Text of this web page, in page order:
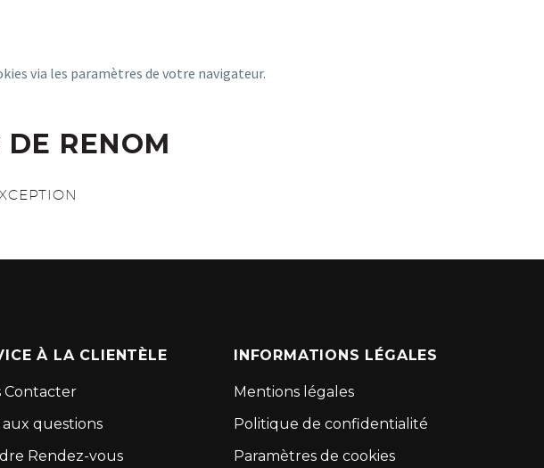
via les paramètres de votre navigateur.
RENOM
À LA CLIENTÈLE
Contacter
aux questions
Rendez-vous
INFORMATIONS LÉGALES
Mentions légales
Politique de confidentialité
Paramètres de cookies